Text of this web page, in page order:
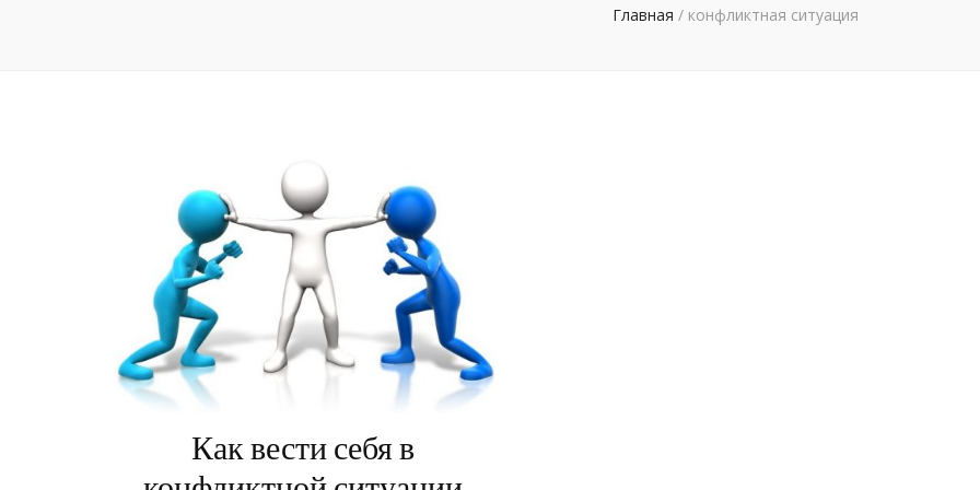
Главная / конфликтная ситуация
Как вести себя в